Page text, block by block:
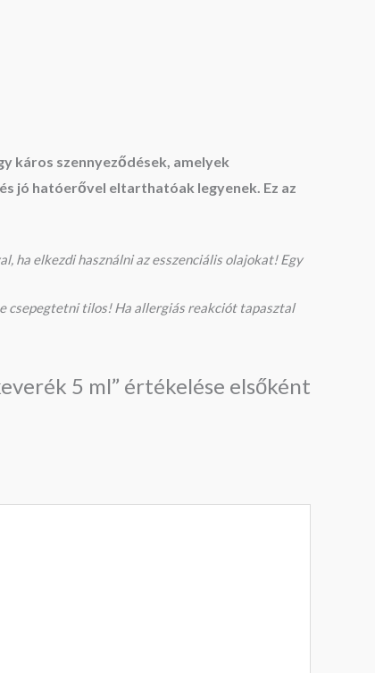
káros szennyeződések, amelyek
jó hatóerővel eltarthatóak legyenek. Ez az
ha elkezdi használni az esszenciális olajokat! Egy
csepegtetni tilos! Ha allergiás reakciót tapasztal
5 ml” értékelése elsőként